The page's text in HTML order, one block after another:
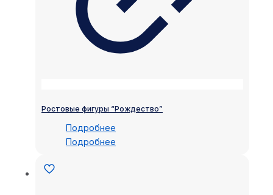
Ростовые фигуры “Рождество”
Подробнее
Подробнее